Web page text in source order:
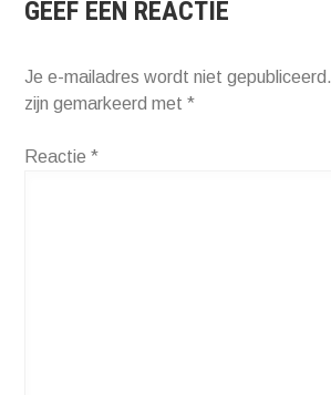
GEEF EEN REACTIE
Je e-mailadres wordt niet gepubliceerd.
zijn gemarkeerd met*
Reactie*